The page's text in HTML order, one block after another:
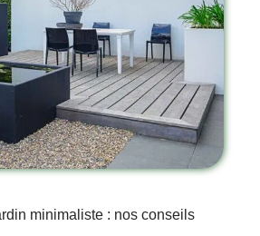
minimaliste : nos conseils